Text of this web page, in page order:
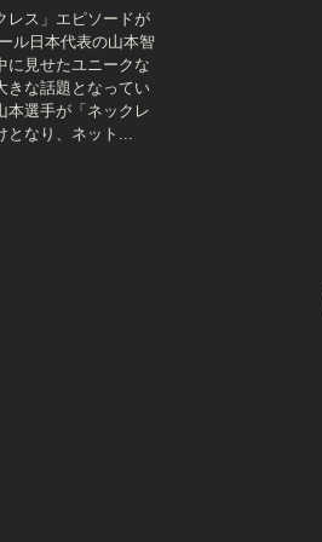
レス」エピソードが
ル日本代表の山本智
に見せたユニークな
きな話題となってい
本選手が「ネックレ
となり、ネット...